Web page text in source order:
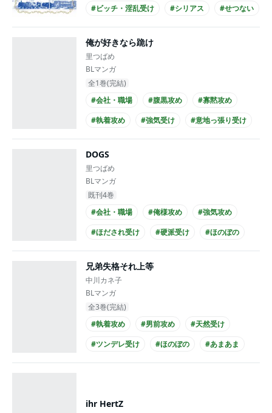
#ビッチ・淫乱受け
#シリアス
#せつない
#エロ度MAX!!
#複数カップリング
#契約関係
#黒髪攻め
俺が好きなら跪け
里つばめ
BLマンガ
全1巻(完結)
#会社・職場
#腹黒攻め
#寡黙攻め
#執着攻め
#強気受け
#意地っ張り受け
#シリアス
#敵対関係
#ノンケ受け
#チャラ男受け
DOGS
里つばめ
BLマンガ
既刊4巻
#会社・職場
#俺様攻め
#強気攻め
#ほだされ受け
#硬派受け
#ほのぼの
#シリアス
#仕事関係
#ノンケ受け
#スーツ攻め
兄弟失格それ上等
中川カネ子
BLマンガ
全3巻(完結)
#執着攻め
#男前攻め
#天然受け
#ツンデレ受け
#ほのぼの
#あまあま
#エロ度MAX!!
#義兄弟
#大学生攻め
ihr HertZ